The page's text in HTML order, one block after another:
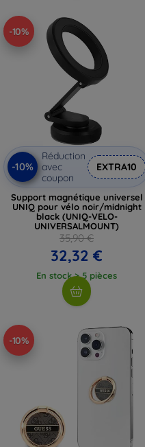
-10%
-10%
Réduction
avec
coupon
EXTRA10
Support magnétique universel
UNIQ pour vélo noir/midnight
black (UNIQ-VELO-
UNIVERSALMOUNT)
35,90 €
32,32 €
En stock > 5 pièces
-10%